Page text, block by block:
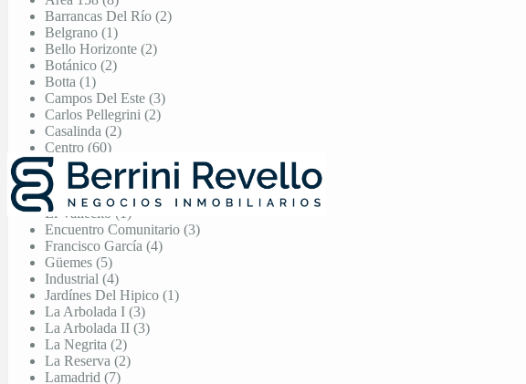
Barrancas Del Río (2)
Belgrano (1)
Bello Horizonte (2)
Botánico (2)
Botta (1)
Campos Del Este (3)
Carlos Pellegrini (2)
Casalinda (2)
Centro (60)
Centro Villa Nueva (7)
Chacras De La Villa (1)
Ctalamochita (3)
El Vallecito (1)
Encuentro Comunitario (3)
Francisco García (4)
Güemes (5)
Industrial (4)
Jardínes Del Hipico (1)
La Arbolada I (3)
La Arbolada II (3)
La Negrita (2)
La Reserva (2)
Lamadrid (7)